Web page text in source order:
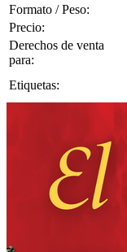
Formato / Peso:
Precio:
Derechos de venta
para:
Etiquetas: